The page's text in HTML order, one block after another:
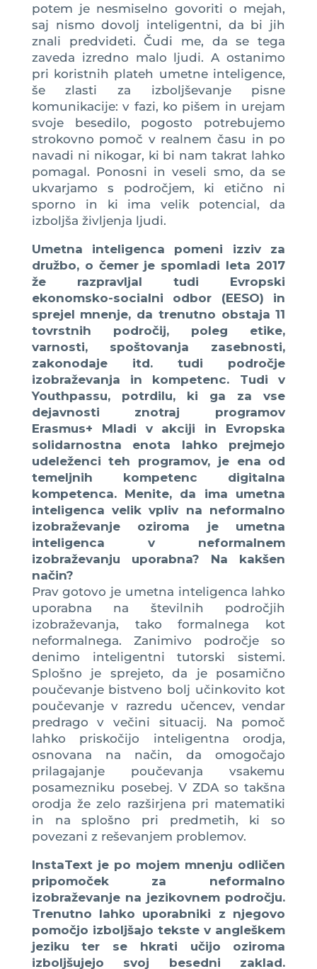
potem je nesmiselno govoriti o mejah,
saj nismo dovolj inteligentni, da bi jih
znali predvideti. Čudi me, da se tega
zaveda izredno malo ljudi. A ostanimo
pri koristnih plateh umetne inteligence,
še zlasti za izboljševanje pisne
komunikacije: v fazi, ko pišem in urejam
svoje besedilo, pogosto potrebujemo
strokovno pomoč v realnem času in po
navadi ni nikogar, ki bi nam takrat lahko
pomagal. Ponosni in veseli smo, da se
ukvarjamo s področjem, ki etično ni
sporno in ki ima velik potencial, da
izboljša življenja ljudi.
Umetna inteligenca pomeni izziv za
družbo, o čemer je spomladi leta 2017
že razpravljal tudi Evropski
ekonomsko-socialni odbor (EESO) in
sprejel mnenje, da trenutno obstaja 11
tovrstnih področij, poleg etike,
varnosti, spoštovanja zasebnosti,
zakonodaje itd. tudi področje
izobraževanja in kompetenc. Tudi v
Youthpassu, potrdilu, ki ga za vse
dejavnosti znotraj programov
Erasmus+ Mladi v akciji in Evropska
solidarnostna enota lahko prejmejo
udeleženci teh programov, je ena od
temeljnih kompetenc digitalna
kompetenca. Menite, da ima umetna
inteligenca velik vpliv na neformalno
izobraževanje oziroma je umetna
inteligenca v neformalnem
izobraževanju uporabna? Na kakšen
način?
Prav gotovo je umetna inteligenca lahko
uporabna na številnih področjih
izobraževanja, tako formalnega kot
neformalnega. Zanimivo področje so
denimo inteligentni tutorski sistemi.
Splošno je sprejeto, da je posamično
poučevanje bistveno bolj učinkovito kot
poučevanje v razredu učencev, vendar
predrago v večini situacij. Na pomoč
lahko priskočijo inteligentna orodja,
osnovana na način, da omogočajo
prilagajanje poučevanja vsakemu
posamezniku posebej. V ZDA so takšna
orodja že zelo razširjena pri matematiki
in na splošno pri predmetih, ki so
povezani z reševanjem problemov.
InstaText je po mojem mnenju odličen
pripomoček za neformalno
izobraževanje na jezikovnem področju.
Trenutno lahko uporabniki z njegovo
pomočjo izboljšajo tekste v angleškem
jeziku ter se hkrati učijo oziroma
izboljšujejo svoj besedni zaklad.